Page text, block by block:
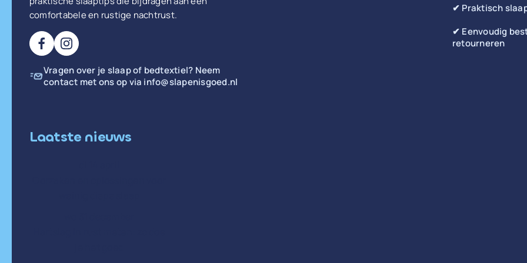
comfortabele en rustige nachtrust.
Vragen over je slaap of bedtextiel? Neem
contact met ons op via info@slapenisgoed.nl
✔ Praktisch
✔ Eenvoudig
retourneren
Laatste nieuws